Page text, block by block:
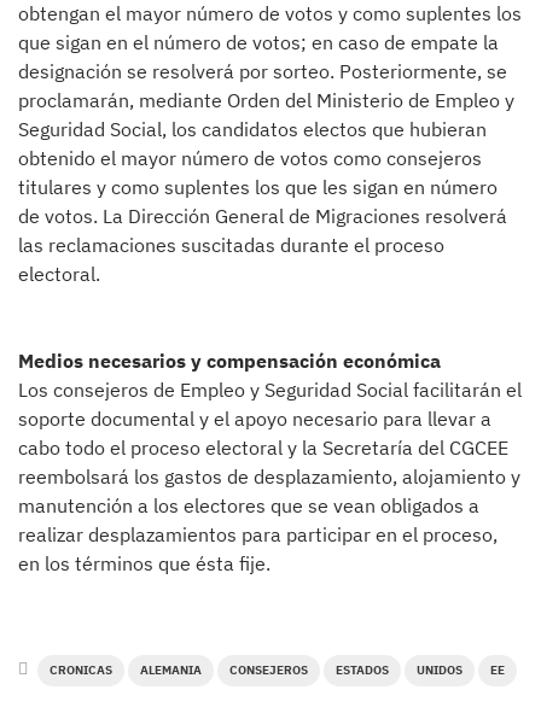
obtengan el mayor número de votos y como suplentes los
que sigan en el número de votos; en caso de empate la
designación se resolverá por sorteo. Posteriormente, se
proclamarán, mediante Orden del Ministerio de Empleo y
Seguridad Social, los candidatos electos que hubieran
obtenido el mayor número de votos como consejeros
titulares y como suplentes los que les sigan en número
de votos. La Dirección General de Migraciones resolverá
las reclamaciones suscitadas durante el proceso
electoral.
Medios necesarios y compensación económica
Los consejeros de Empleo y Seguridad Social facilitarán el
soporte documental y el apoyo necesario para llevar a
cabo todo el proceso electoral y la Secretaría del CGCEE
reembolsará los gastos de desplazamiento, alojamiento y
manutención a los electores que se vean obligados a
realizar desplazamientos para participar en el proceso,
en los términos que ésta fije.
CRONICAS ALEMANIA CONSEJEROS ESTADOS UNIDOS EE